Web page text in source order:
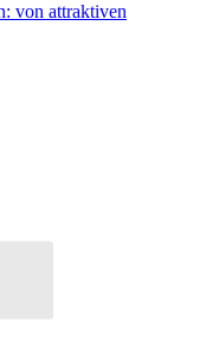
von attraktiven